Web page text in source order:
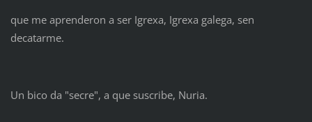
que me aprenderon a ser Igrexa, Igrexa galega, sen
decatarme.
Un bico da "secre", a que suscribe, Nuria.